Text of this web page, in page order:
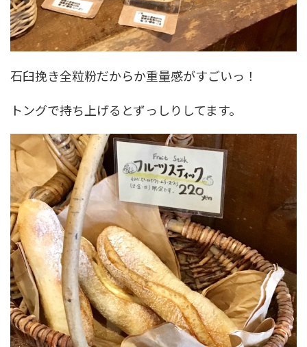
石臼挽き全粒粉だからか重量感がすごいっ！
トングで持ち上げるとずっしりしてます。